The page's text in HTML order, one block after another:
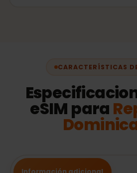
CARACTERÍSTICAS
eSIM para